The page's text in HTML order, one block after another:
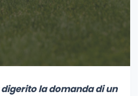
digerito la domanda di un